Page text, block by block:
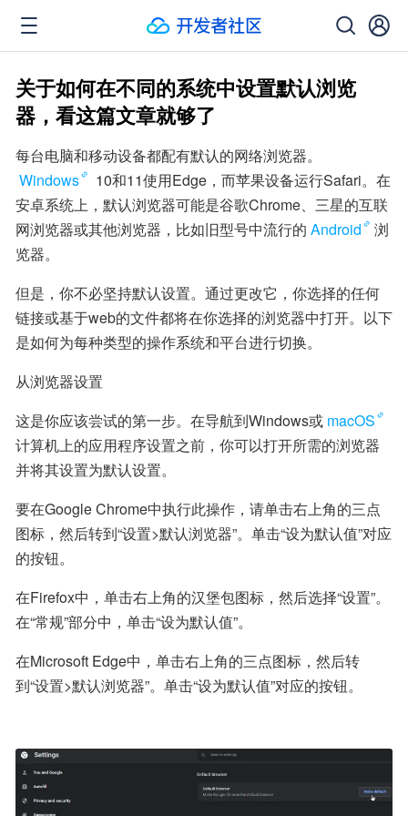
关于如何在不同的系统中设置默认浏览
器，看这篇文章就够了
每台电脑和移动设备都配有默认的网络浏览器。
Windows
10和11使用Edge，而苹果设备运行Safari。在
安卓系统上，默认浏览器可能是谷歌Chrome、三星的互联
网浏览器或其他浏览器，比如旧型号中流行的 Android
浏
览器。
但是，你不必坚持默认设置。通过更改它，你选择的任何
链接或基于web的文件都将在你选择的浏览器中打开。以下
是如何为每种类型的操作系统和平台进行切换。
从浏览器设置
这是你应该尝试的第一步。在导航到Windows或 macOS
计算机上的应用程序设置之前，你可以打开所需的浏览器
并将其设置为默认设置。
要在Google Chrome中执行此操作，请单击右上角的三点
图标，然后转到“设置>默认浏览器”。单击“设为默认值”对应
的按钮。
在Firefox中，单击右上角的汉堡包图标，然后选择“设置”。
在“常规”部分中，单击“设为默认值”。
在Microsoft Edge中，单击右上角的三点图标，然后转
到“设置>默认浏览器”。单击“设为默认值”对应的按钮。​